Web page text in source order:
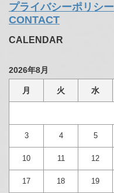
プライバシーポリシー
CONTACT
CALENDAR
2026年8月
月 火 水
3 4 5
10 11 12
17 18 19